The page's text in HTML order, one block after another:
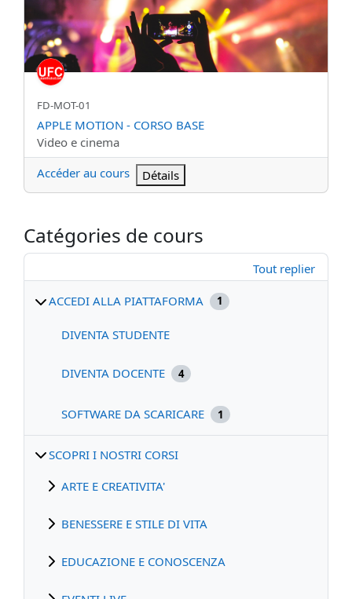
Nom abrégé du cours
FD-MOT-01
Nom du cours
APPLE MOTION - CORSO BASE
Catégorie de cours
Video e cinema
Accéder au cours
Détails
Catégories de cours
Tout replier
ACCEDI ALLA PIATTAFORMA 1
DIVENTA STUDENTE
DIVENTA DOCENTE 4
SOFTWARE DA SCARICARE 1
SCOPRI I NOSTRI CORSI
ARTE E CREATIVITA'
BENESSERE E STILE DI VITA
EDUCAZIONE E CONOSCENZA